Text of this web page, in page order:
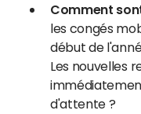
Comment
les congés
début de
Les nouvelles
d'attente ?